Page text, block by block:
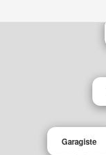
Garagiste